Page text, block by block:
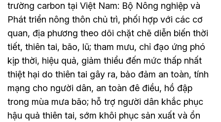
trường carbon tại Việt Nam: Bộ Nông nghiệp và
Phát triển nông thôn chủ trì, phối hợp với các cơ
quan, địa phương theo dõi chặt chẽ diễn biến thời
tiết, thiên tai, bão, lũ; tham mưu, chỉ đạo ứng phó
kịp thời, hiệu quả, giảm thiểu đến mức thấp nhất
thiệt hại do thiên tai gây ra, bảo đảm an toàn, tính
mạng cho người dân, an toàn đê điều, hồ đập
trong mùa mưa bão; hỗ trợ người dân khắc phục
hậu quả thiên tai, sớm khôi phục sản xuất và ổn